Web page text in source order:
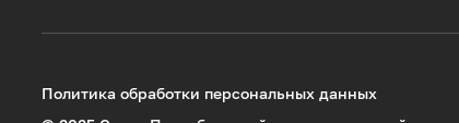
Политика обработки персональных данных